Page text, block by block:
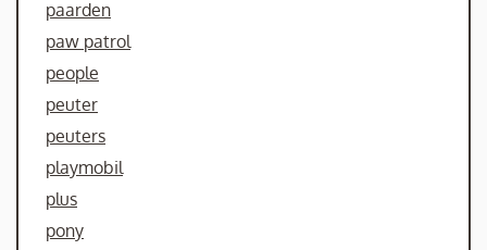
paarden
paw patrol
people
peuter
peuters
playmobil
plus
pony